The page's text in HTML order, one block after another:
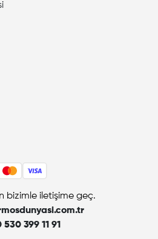
bizimle iletişime geç.
530 399 11 91